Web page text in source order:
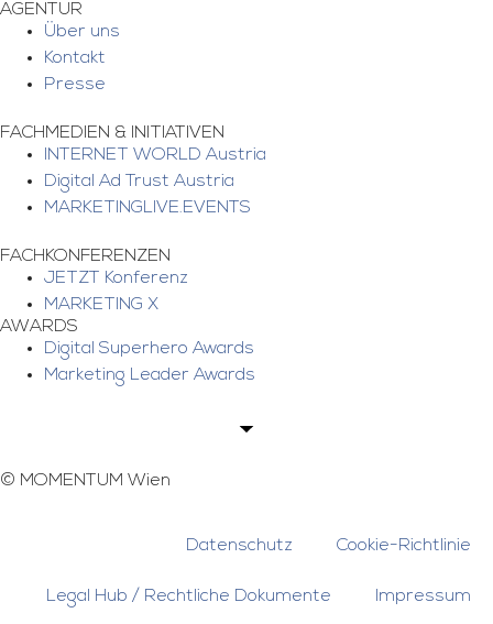
AGENTUR
Über uns
Kontakt
Presse
FACHMEDIEN & INITIATIVEN
INTERNET WORLD Austria
Digital Ad Trust Austria
MARKETINGLIVE.EVENTS
FACHKONFERENZEN
JETZT Konferenz
MARKETING X
AWARDS
Digital Superhero Awards
Marketing Leader Awards
© MOMENTUM Wien
Datenschutz Cookie-Richtlinie
Legal Hub / Rechtliche Dokumente Impressum